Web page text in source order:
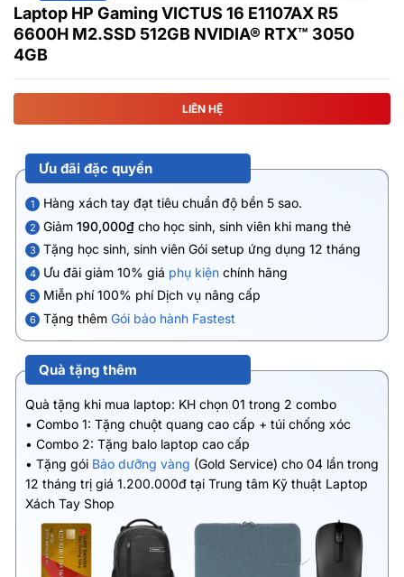
Laptop HP Gaming VICTUS 16 E1107AX R5
6600H M2.SSD 512GB NVIDIA® RTX™ 3050
4GB
LIÊN HỆ
Ưu đãi đặc quyền
1 Hàng xách tay đạt tiêu chuẩn độ bền 5 sao.
2 Giảm 190,000₫ cho học sinh, sinh viên khi mang thẻ
3 Tặng học sinh, sinh viên Gói setup ứng dụng 12 tháng
4 Ưu đãi giảm 10% giá phụ kiện chính hãng
5 Miễn phí 100% phí Dịch vụ nâng cấp
6 Tặng thêm Gói bảo hành Fastest
Quà tặng thêm
Quà tặng khi mua laptop: KH chọn 01 trong 2 combo
• Combo 1: Tặng chuột quang cao cấp + túi chống xóc
• Combo 2: Tặng balo laptop cao cấp
• Tặng gói Bảo dưỡng vàng (Gold Service) cho 04 lần trong
12 tháng trị giá 1.200.000đ tại Trung tâm Kỹ thuật Laptop
Xách Tay Shop